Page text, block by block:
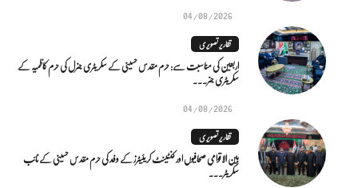
04/08/2026
تقاریر تصویری
اربعین کی مناسبت سے: حرم مقدس حسینی کے سکریٹری جنرل کی حرم کاظمیہ کے
سکریٹری جنر...
04/08/2026
تقاریر تصویری
بین الاقوامی صحافیوں اور کنٹینٹ کریئیٹرز کے وفد کی حرم مقدس حسینی کے نائب
سکریٹر...